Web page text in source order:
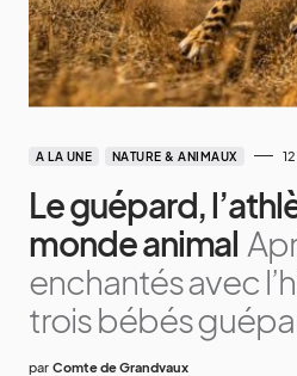
A LA UNE NATURE & ANIMAUX
Le guépard,
monde animal
enchantés avec
trois bébés
par Comte de Grandvaux